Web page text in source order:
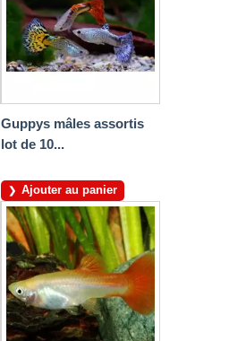
Guppys mâles assortis
lot de 10...
Ajouter au panier